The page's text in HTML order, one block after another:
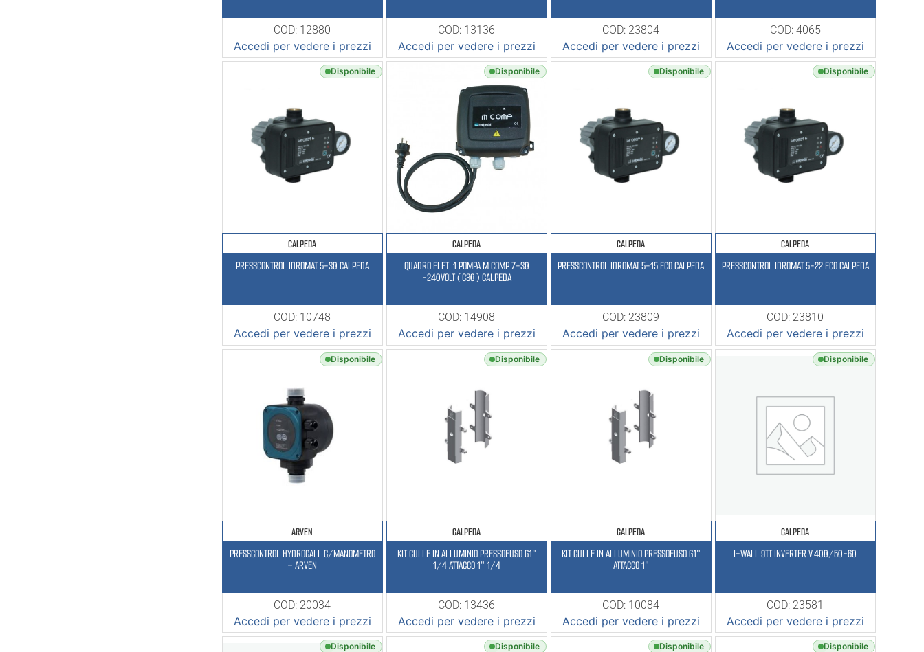
COD: 12880
Accedi per vedere i prezzi
COD: 13136
Accedi per vedere i prezzi
COD: 23804
Accedi per vedere i prezzi
COD: 4065
Accedi per vedere i prezzi
Disponibile
CALPEDA
PRESSCONTROL IDROMAT 5-30 CALPEDA
COD: 10748
Accedi per vedere i prezzi
Disponibile
CALPEDA
QUADRO ELET. 1 POMPA M COMP 7-30
-240VOLT (C30) CALPEDA
COD: 14908
Accedi per vedere i prezzi
Disponibile
CALPEDA
PRESSCONTROL IDROMAT 5-15 ECO CALPEDA
COD: 23809
Accedi per vedere i prezzi
Disponibile
CALPEDA
PRESSCONTROL IDROMAT 5-22 ECO CALPEDA
COD: 23810
Accedi per vedere i prezzi
Disponibile
ARVEN
PRESSCONTROL HYDROCALL C/MANOMETRO
– ARVEN
COD: 20034
Accedi per vedere i prezzi
Disponibile
CALPEDA
KIT CULLE IN ALLUMINIO PRESSOFUSO G1″
1/4 ATTACCO 1″ 1/4
COD: 13436
Accedi per vedere i prezzi
Disponibile
CALPEDA
KIT CULLE IN ALLUMINIO PRESSOFUSO G1″
ATTACCO 1″
COD: 10084
Accedi per vedere i prezzi
Disponibile
CALPEDA
I-WALL 9TT INVERTER V.400/50-60
COD: 23581
Accedi per vedere i prezzi
Disponibile Disponibile Disponibile Disponibile